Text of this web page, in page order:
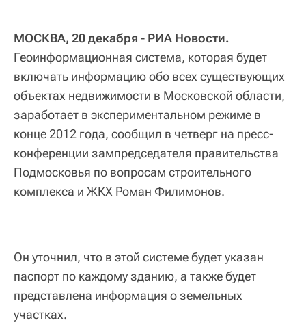
МОСКВА, 20 декабря - РИА Новости.
Геоинформационная система, которая будет
включать информацию обо всех существующих
объектах недвижимости в Московской области,
заработает в экспериментальном режиме в
конце 2012 года, сообщил в четверг на пресс-
конференции зампредседателя правительства
Подмосковья по вопросам строительного
комплекса и ЖКХ Роман Филимонов.
Он уточнил, что в этой системе будет указан
паспорт по каждому зданию, а также будет
представлена информация о земельных
участках.